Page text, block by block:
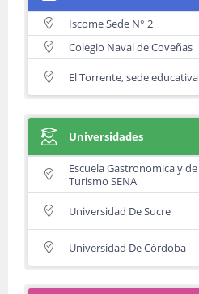
Iscome Sede N° 2
Colegio Naval de Coveñas
El Torrente, sede educativa
Universidades
Escuela Gastronomica y de
Turismo SENA
Universidad De Sucre
Universidad De Córdoba